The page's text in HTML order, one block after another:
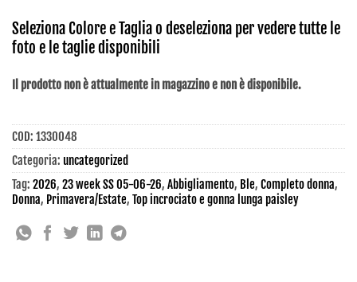
Seleziona Colore e Taglia o deseleziona per vedere tutte le
foto e le taglie disponibili
Il prodotto non è attualmente in magazzino e non è disponibile.
COD: 1330048
Categoria: uncategorized
Tag: 2026, 23 week SS 05-06-26, Abbigliamento, Ble, Completo donna,
Donna, Primavera/Estate, Top incrociato e gonna lunga paisley